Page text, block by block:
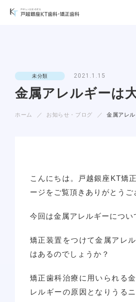
未分類 2021.1.15
金属アレルギーは
ホーム お知らせ・ブログ 金属アレ
こんにちは。戸越銀座KT矯
ージをご覧頂きありがとうご
今回は金属アレルギーについ
矯正装置をつけて金属アレ
はあるのでしょうか？
矯正歯科治療に用いられる
レルギーの原因となりうる